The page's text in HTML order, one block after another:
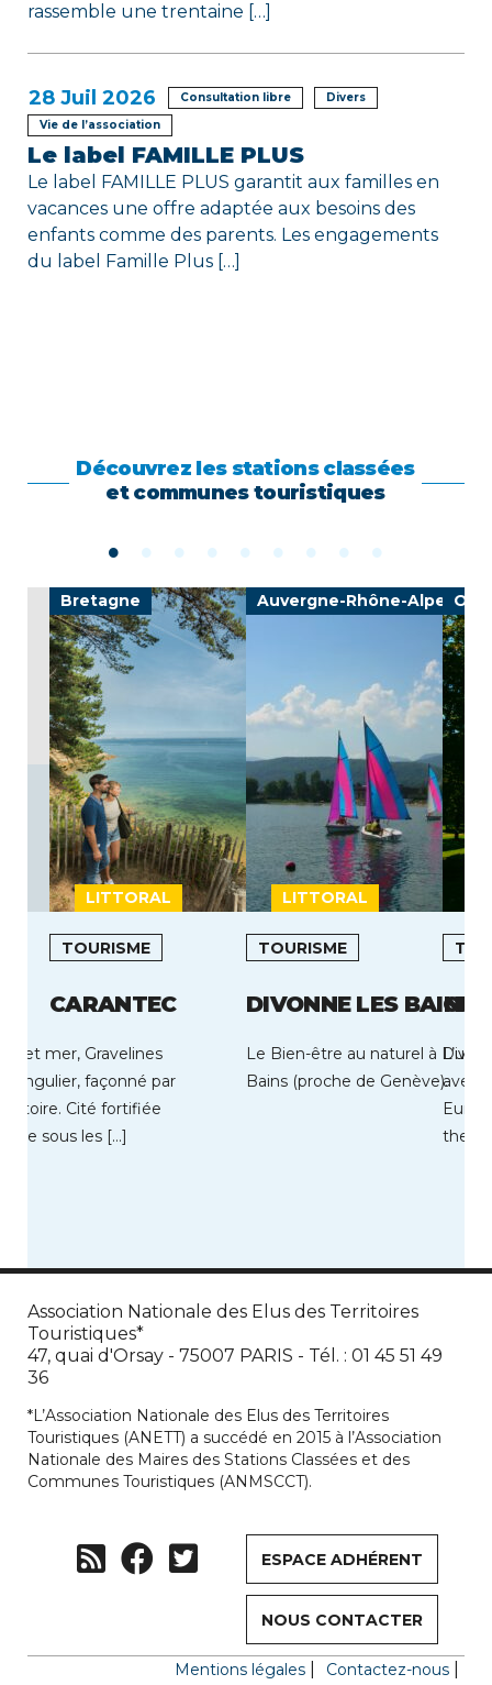
rassemble une trentaine […]
28 Juil 2026 Consultation libre
Divers
Vie de l’association
Le label FAMILLE PLUS
Le label FAMILLE PLUS garantit aux familles en
vacances une offre adaptée aux besoins des
enfants comme des parents. Les engagements
du label Famille Plus […]
Découvrez les stations classées
et communes touristiques
LITTORAL
et mer, Gravelines
singulier, façonné par
Cité fortifiée
sous les […]
Bretagne
LITTORAL
TOURISME
CARANTEC
Auvergne-Rhône-Alpes
TOURISME
DIVONNE LES BAINS
Le Bien-être au naturel à
Bains (proche de Genève).avec
Association Nationale des Elus des Territoires
Touristiques*
47, quai d'Orsay - 75007 PARIS - Tél. : 01 45 51 49
36
*L’Association Nationale des Elus des Territoires
Touristiques (ANETT) a succédé en 2015 à l’Association
Nationale des Maires des Stations Classées et des
Communes Touristiques (ANMSCCT).
ESPACE ADHÉRENT
NOUS CONTACTER
Mentions légales Contactez-nous